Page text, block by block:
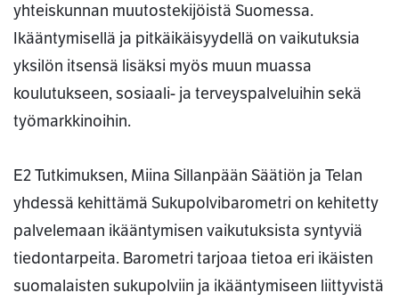
yhteiskunnan muutostekijöistä Suomessa.
Ikääntymisellä ja pitkäikäisyydellä on vaikutuksia
yksilön itsensä lisäksi myös muun muassa
koulutukseen, sosiaali- ja terveyspalveluihin sekä
työmarkkinoihin.
E2 Tutkimuksen, Miina Sillanpään Säätiön ja Telan
yhdessä kehittämä Sukupolvibarometri on kehitetty
palvelemaan ikääntymisen vaikutuksista syntyviä
tiedontarpeita. Barometri tarjoaa tietoa eri ikäisten
suomalaisten sukupolviin ja ikääntymiseen liittyvistä